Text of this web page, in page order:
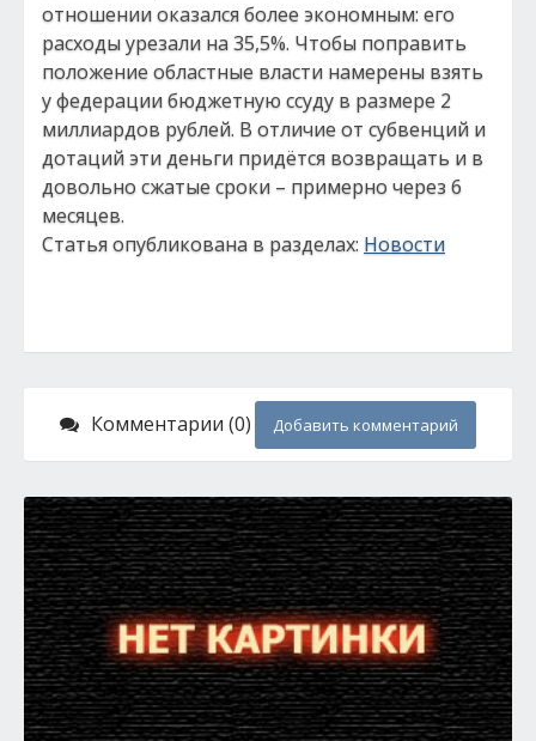
отношении оказался более экономным: его
расходы урезали на 35,5%. Чтобы поправить
положение областные власти намерены взять
у федерации бюджетную ссуду в размере 2
миллиардов рублей. В отличие от субвенций и
дотаций эти деньги придётся возвращать и в
довольно сжатые сроки – примерно через 6
месяцев.
Статья опубликована в разделах: Новости
Комментарии (0) Добавить комментарий